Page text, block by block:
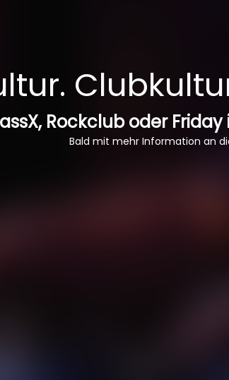
Rockclub oder
Bald mit mehr Information an